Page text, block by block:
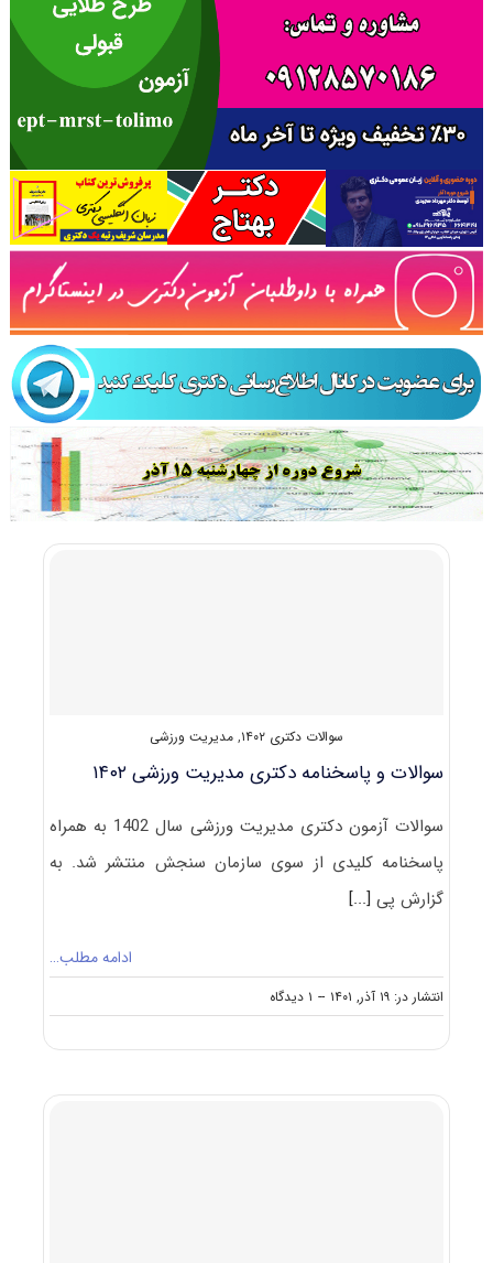
سوالات دکتری ۱۴۰۲ , مدیریت ورزشی
سوالات و پاسخنامه دکتری مدیریت ورزشی ۱۴۰۲
سوالات آزمون دکتری مدیریت ورزشی سال 1402 به همراه
پاسخنامه کلیدی از سوی سازمان سنجش منتشر شد. به
گزارش پی[...]
ادامه مطلب…
انتشار در: ۱۹ آذر, ۱۴۰۱ -- ۱ دیدگاه
on
سوالات
مدیریت